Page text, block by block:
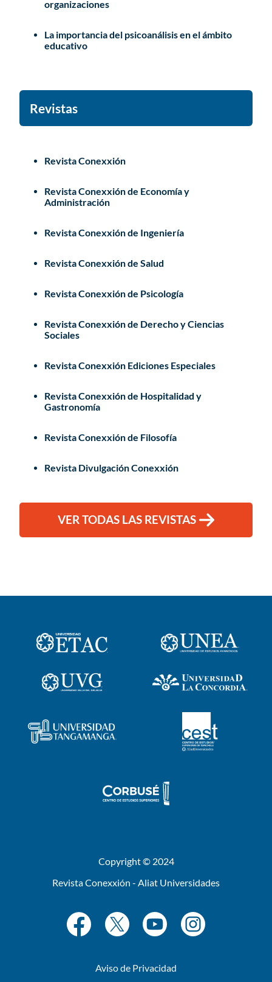
organizaciones
La importancia del psicoanálisis en el ámbito
educativo
Revistas
Revista Conexxión
Revista Conexxión de Economía y
Administración
Revista Conexxión de Ingeniería
Revista Conexxión de Salud
Revista Conexxión de Psicología
Revista Conexxión de Derecho y Ciencias
Sociales
Revista Conexxión Ediciones Especiales
Revista Conexxión de Hospitalidad y
Gastronomía
Revista Conexxión de Filosofía
Revista Divulgación Conexxión
VER TODAS LAS REVISTAS
Copyright © 2024
Revista Conexxión - Aliat Universidades
Aviso de Privacidad